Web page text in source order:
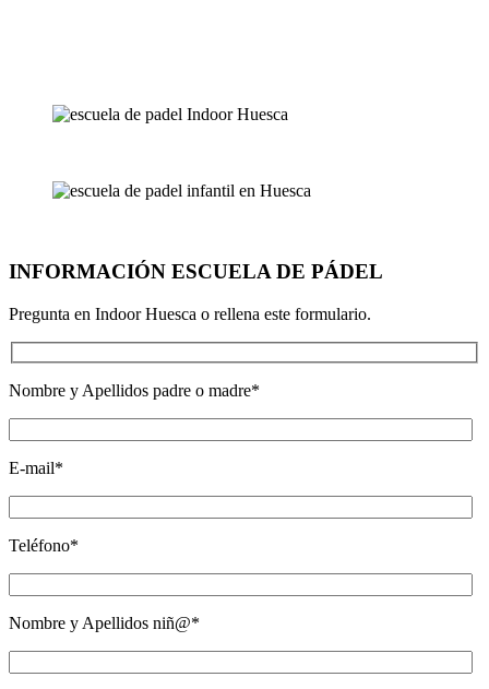
INFORMACIÓN ESCUELA DE PÁDEL
Pregunta en Indoor Huesca o rellena este formulario.
Nombre y Apellidos padre o madre*
E-mail*
Teléfono*
Nombre y Apellidos niñ@*